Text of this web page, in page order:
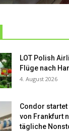
LOT Polish
Flüge nach
4. August 2026
Condor
von Frankfurt
tägliche